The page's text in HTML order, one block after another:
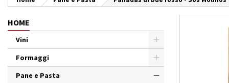
HOME
Vini
Formaggi
Pane e Pasta